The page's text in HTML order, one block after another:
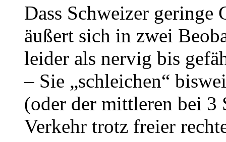
Dass Schweizer
äußert sich in zwei
leider als nervig bis
– Sie „schleichen“
(oder der mittleren bei 3
Verkehr trotz freier